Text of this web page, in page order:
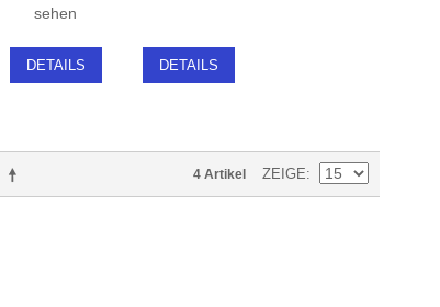
sehen
DETAILS DETAILS
4 Artikel ZEIGE